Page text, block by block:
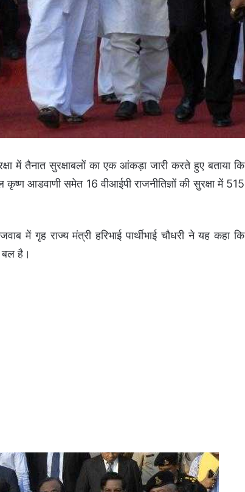
में तैनात सुरक्षाबलों का एक आंकड़ा जारी करते हुए बताया कि
आडवाणी समेत 16 वीआईपी राजनीतिज्ञों की सुरक्षा में 515
में गृह राज्य मंत्री हरिभाई पार्थीभाई चौधरी ने यह कहा कि
बल है।